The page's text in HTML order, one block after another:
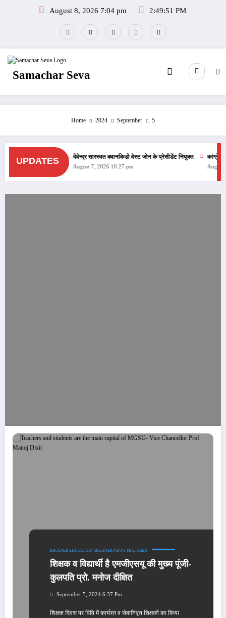
August 8, 2026 7:04 pm 2:49:52 PM
Samachar Seva
Home 2024 September 5
UPDATES
सहित तस्कर गिरफ्तार देवेन्द्र सारस्वत क्वानकिडो वेस्ट जोन के प्रेसीडेंट नियुक्त
August 7, 2026 10:27 pm
कांग्रेस के
August
BIKANER EDUCATION BIKANER NEWS FEATURED
शिक्षक व विद्यार्थी है एमजीएसयू की मुख्‍य पूंजी-
कुलपति प्रो. मनोज दीक्षित
September 5, 2024 6:37 Pm
शिक्षक दिवस पर विवि में कार्यरत व सेवानिवृत शिक्षकों का किया